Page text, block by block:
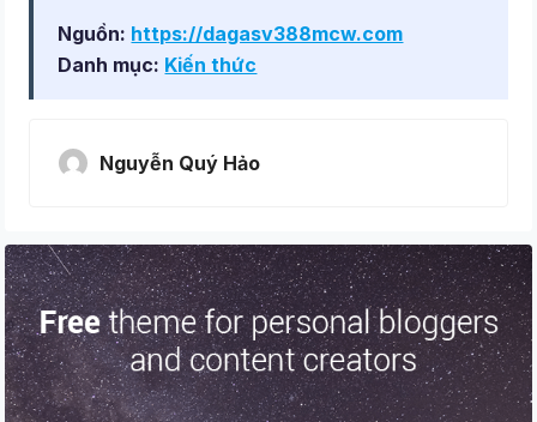
Nguồn: https://dagasv388mcw.com
Danh mục: Kiến thức
Nguyễn Quý Hảo